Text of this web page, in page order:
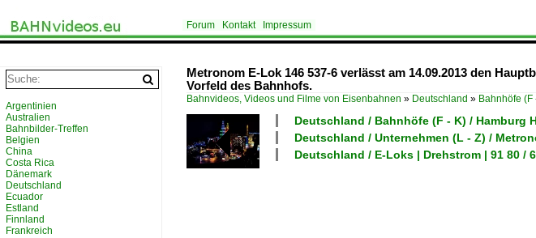
Forum Kontakt Impressum
Metronom E-Lok 146 537-6 verlässt am 14.09.2013 den
Vorfeld des Bahnhofs.
Bahnvideos, Videos und Filme von Eisenbahnen » Deutschland » Bahnhöfe (F
Deutschland / Bahnhöfe (F - K) / Hamburg
Deutschland / Unternehmen (L - Z) /
Deutschland / E-Loks | Drehstrom | 91 80
Argentinien
Australien
Bahnbilder-Treffen
Belgien
China
Costa Rica
Dänemark
Deutschland
Ecuador
Estland
Finnland
Frankreich